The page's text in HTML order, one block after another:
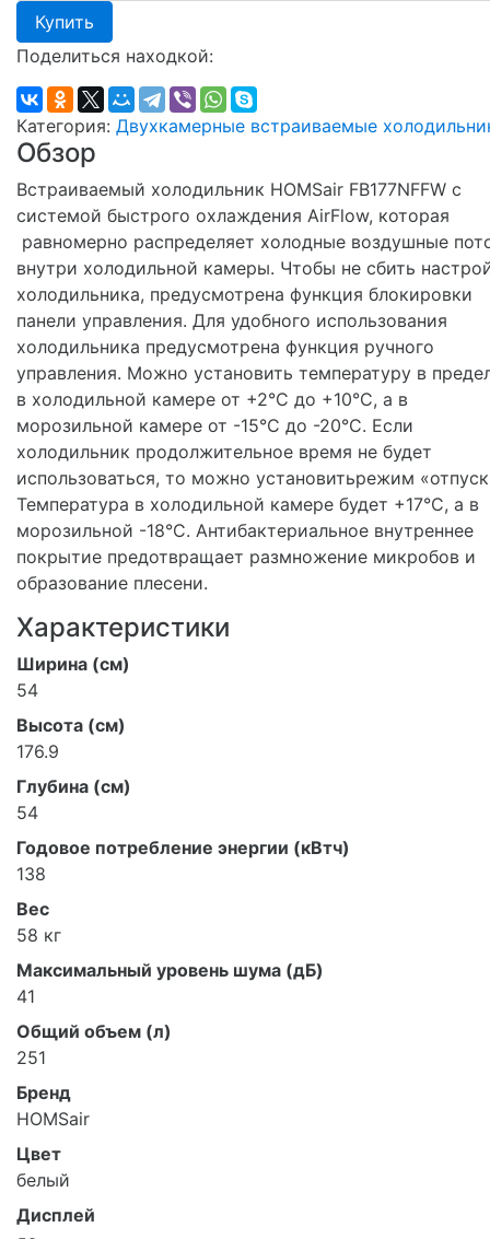
Купить
Поделиться находкой:
Категория: Двухкамерные встраиваемые
Обзор
Встраиваемый холодильник HOMSair FB177NFFW с
системой быстрого охлаждения AirFlow, которая
равномерно распределяет холодные воздушные
внутри холодильной камеры. Чтобы не сбить
холодильника, предусмотрена функция блокировки
панели управления. Для удобного использования
холодильника предусмотрена функция ручного
управления. Можно установить температуру в
в холодильной камере от +2°С до +10°С, а в
морозильной камере от -15°С до -20°С. Если
холодильник продолжительное время не будет
использоваться, то можно установитьрежим
Температура в холодильной камере будет +17°С, а в
морозильной -18°С. Антибактериальное внутреннее
покрытие предотвращает размножение микробов и
образование плесени.
Характеристики
Ширина (см)
54
Высота (см)
176.9
Глубина (см)
54
Годовое потребление энергии (кВтч)
138
Вес
58 кг
Максимальный уровень шума (дБ)
41
Общий объем (л)
251
Бренд
HOMSair
Цвет
белый
Дисплей